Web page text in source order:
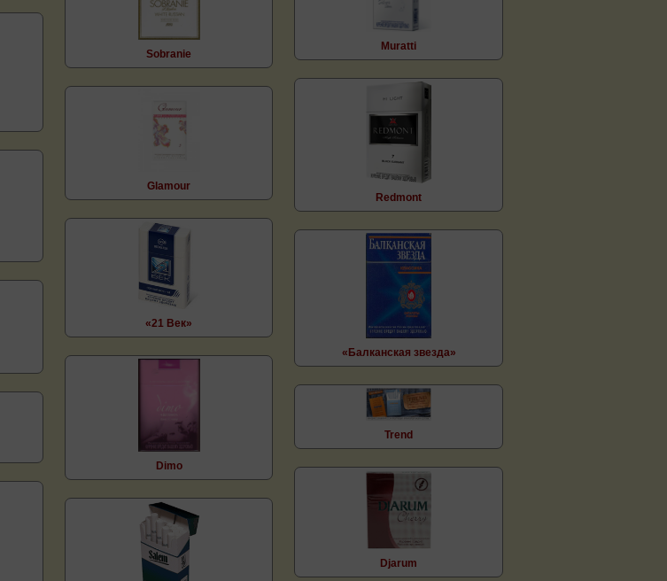
Sobranie
Glamour
«21 Век»
Dimo
Muratti
Redmont
«Балканская звезда»
Trend
Djarum